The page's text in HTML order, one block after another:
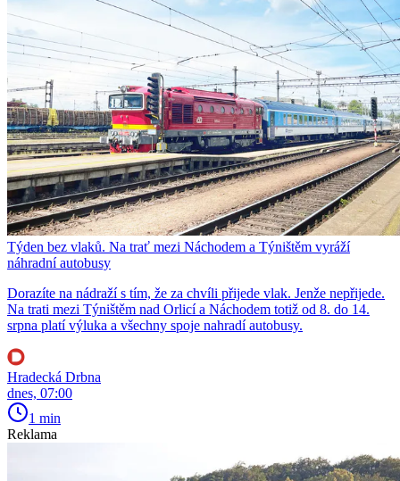
Týden bez vlaků. Na trať mezi Náchodem a Týništěm vyráží
náhradní autobusy
Dorazíte na nádraží s tím, že za chvíli přijede vlak. Jenže nepřijede.
Na trati mezi Týništěm nad Orlicí a Náchodem totiž od 8. do 14.
srpna platí výluka a všechny spoje nahradí autobusy.
Hradecká Drbna
dnes, 07:00
1 min
Reklama